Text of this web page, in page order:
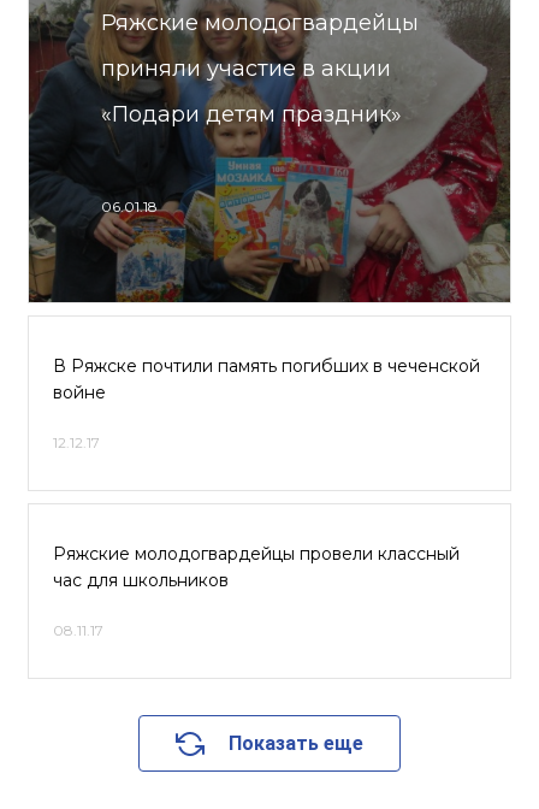
Ряжские молодогвардейцы
приняли участие в акции
«Подари детям праздник»
06.01.18
В Ряжске почтили память погибших в чеченской
войне
12.12.17
Ряжские молодогвардейцы провели классный
час для школьников
08.11.17
Показать еще